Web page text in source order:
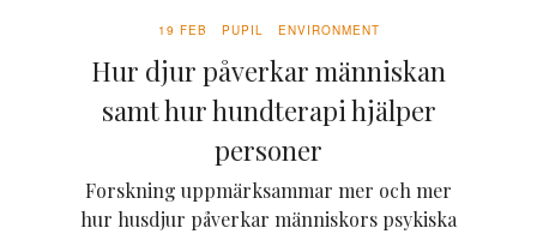
19 FEB PUPIL ENVIRONMENT
Hur djur påverkar människan
samt hur hundterapi hjälper
personer
Forskning uppmärksammar mer och mer
hur husdjur påverkar människors psykiska